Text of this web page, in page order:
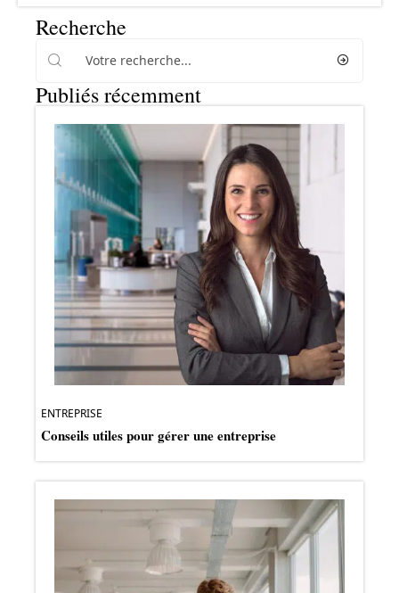
Recherche
Publiés récemment
ENTREPRISE
Conseils utiles pour gérer une entreprise